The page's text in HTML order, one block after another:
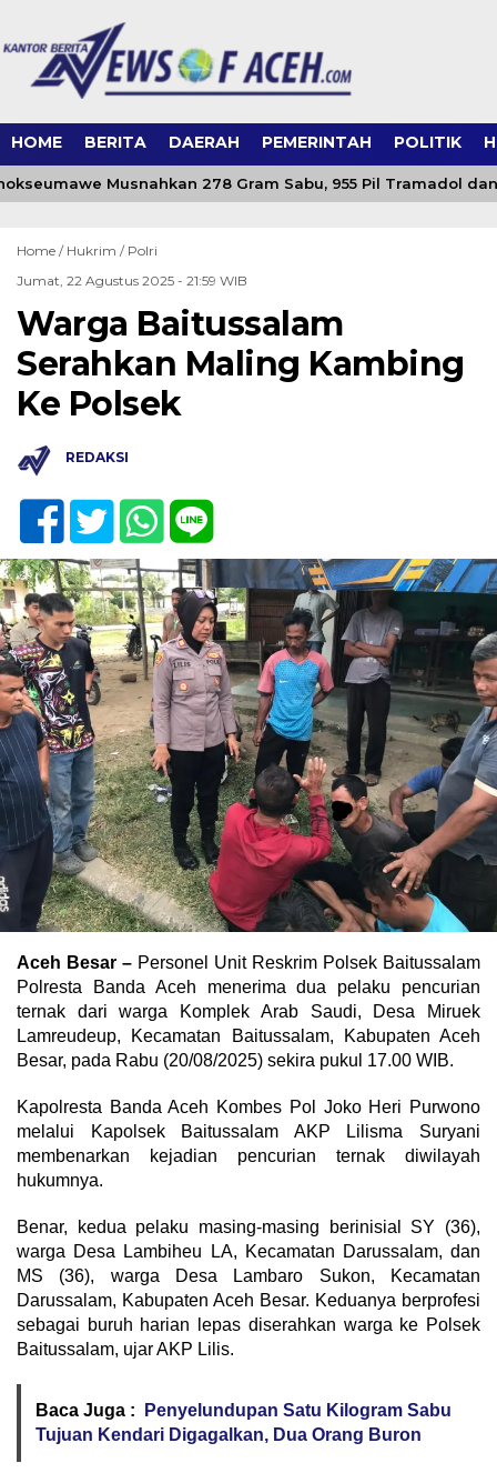
HOME BERITA DAERAH PEMERINTAH POLITIK
Musnahkan 278 Gram Sabu, 955 Pil Tramadol
Home / Hukrim / Polri
Jumat, 22 Agustus 2025 - 21:59 WIB
Warga Baitussalam
Serahkan Maling Kambing
Ke Polsek
REDAKSI
Aceh Besar – Personel Unit Reskrim Polsek Baitussalam
Polresta Banda Aceh menerima dua pelaku pencurian
ternak dari warga Komplek Arab Saudi, Desa Miruek
Lamreudeup, Kecamatan Baitussalam, Kabupaten Aceh
Besar, pada Rabu (20/08/2025) sekira pukul 17.00 WIB.
Kapolresta Banda Aceh Kombes Pol Joko Heri Purwono
melalui Kapolsek Baitussalam AKP Lilisma Suryani
membenarkan kejadian pencurian ternak diwilayah
hukumnya.
Benar, kedua pelaku masing-masing berinisial SY (36),
warga Desa Lambiheu LA, Kecamatan Darussalam, dan
MS (36), warga Desa Lambaro Sukon, Kecamatan
Darussalam, Kabupaten Aceh Besar. Keduanya berprofesi
sebagai buruh harian lepas diserahkan warga ke Polsek
Baitussalam, ujar AKP Lilis.
Baca Juga :
Penyelundupan Satu Kilogram Sabu
Tujuan Kendari Digagalkan, Dua Orang Buron